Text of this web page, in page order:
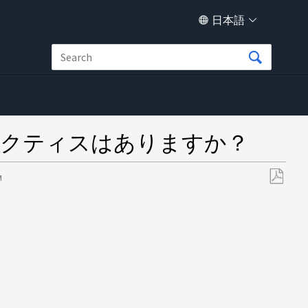
日本語
ティスはありますか？